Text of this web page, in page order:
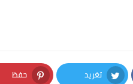
تغريد حفظ